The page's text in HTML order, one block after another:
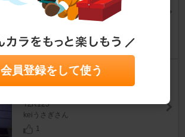
ａｋｉｒｉｎさん
リアブレーキパッドと前後ブレ
ーキフルード交換
TZR125
keiうさぎさん
1
会員登録をして使う